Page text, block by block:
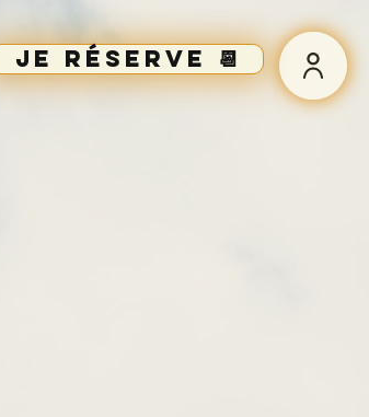
Je réserve 📆